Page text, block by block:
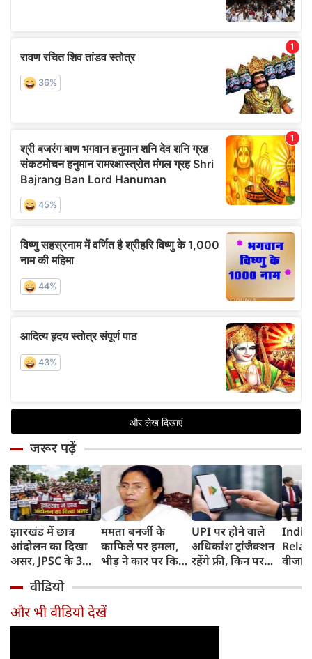
जरूर पढ़ें
झारखंड में छात्र
आंदोलन का दिखा
असर, JPSC के 3
इस्‍तीफा, प्रदर्शन को
लेकर क्या बोले CM
हेमंत सोरेन?
ममता बनर्जी के
काफिले पर हमला,
भीड़ ने कार पर किया
पुलिस पर लगा यह
आरोप
UPI पर होने वाले
अधिकांश ट्रांजैक्शन
रहेंगे फ्री, किन पर
ने दिया बड़ा अपडेट
वीजा
वीडियो
और भी वीडियो देखें